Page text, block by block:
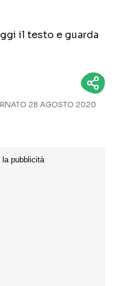
SHOW
il testo e guarda
28 AGOSTO 2020